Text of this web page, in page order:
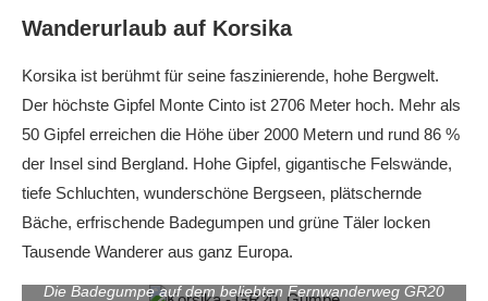
Wanderurlaub auf Korsika
Korsika ist berühmt für seine faszinierende, hohe Bergwelt.
Der höchste Gipfel Monte Cinto ist 2706 Meter hoch. Mehr als
50 Gipfel erreichen die Höhe über 2000 Metern und rund 86 %
der Insel sind Bergland. Hohe Gipfel, gigantische Felswände,
tiefe Schluchten, wunderschöne Bergseen, plätschernde
Bäche, erfrischende Badegumpen und grüne Täler locken
Tausende Wanderer aus ganz Europa.
Die Badegumpe auf dem beliebten Fernwanderweg GR20